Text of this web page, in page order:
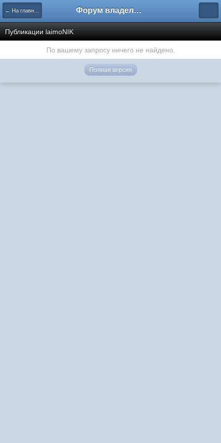
← На главную Форум владельцев интернет-магазинов
Публикации laimoNIK
По вашему запросу ничего не найдено.
Полная версия